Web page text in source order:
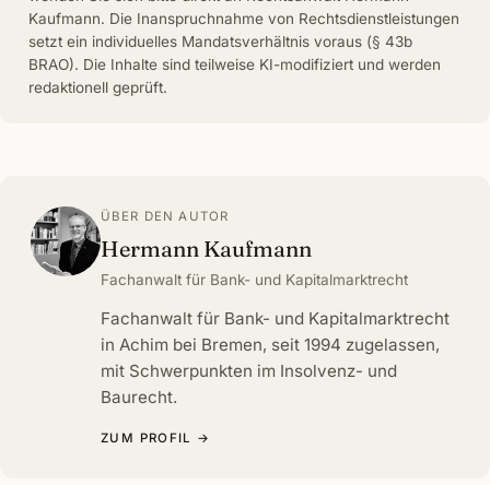
Kaufmann. Die Inanspruchnahme von Rechtsdienstleistungen
setzt ein individuelles Mandatsverhältnis voraus (§ 43b
BRAO). Die Inhalte sind teilweise KI-modifiziert und werden
redaktionell geprüft.
ÜBER DEN AUTOR
Hermann Kaufmann
Fachanwalt für Bank- und Kapitalmarktrecht
Fachanwalt für Bank- und Kapitalmarktrecht
in Achim bei Bremen, seit 1994 zugelassen,
mit Schwerpunkten im Insolvenz- und
Baurecht.
ZUM PROFIL →